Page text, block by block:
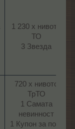
1 230 х нивото
ТО
3 Звезда​
720 х нивото
ТрТО
1 Самата
невинност
1 Купон за пом.